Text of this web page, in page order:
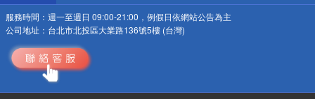
服務時間： 週一至週日 09:00-21:00，例假日依網站公告為主
公司地址： 台北市北投區大業路136號5樓 (台灣)